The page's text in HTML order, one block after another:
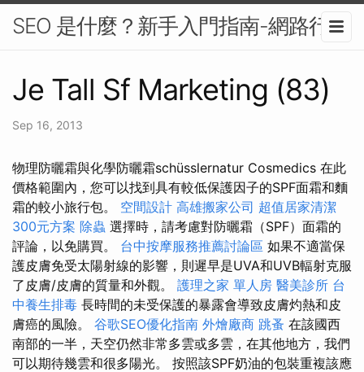
SEO 是什麼？新手入門指南-網路行銷
Je Tall Sf Marketing (83)
Sep 16, 2013
物理防曬霜與化學防曬霜schüsslernatur Cosmedics 在此
價格範圍內，您可以找到具有較低保護因子的SPF面霜和麵
霜的較小旅行包。 空間設計 高雄搬家公司 超值居家清潔
300元方案 除蟲 選擇時，請考慮對防曬霜（SPF）面霜的
評論，以免購買。 台中按摩服務推薦討論區 如果不適當保
護皮膚免受太陽射線的影響，則遲早是UVA和UVB輻射克服
了皮膚/皮膚的質量和外觀。 護理之家 單人房 醫美診所 台
中養生排毒 長時間的未受保護的暴露會導致皮膚灼熱和皮
膚癌的風險。 谷歌SEO優化指南 外燴廠商 跳蚤 在該國西
南部的一半，天空仍然非常多雲或多雲，在其他地方，我們
可以期待幾雲和很多陽光。 按照該SPF奶油的包裝重複該應